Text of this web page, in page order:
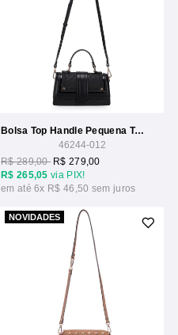
Bolsa Top Handle Pequena Textura Tresse
46244-012
R$ 265,05 via PIX!
R$ 289,00 R$ 279,00
6x R$ 46,50
NOVIDADES